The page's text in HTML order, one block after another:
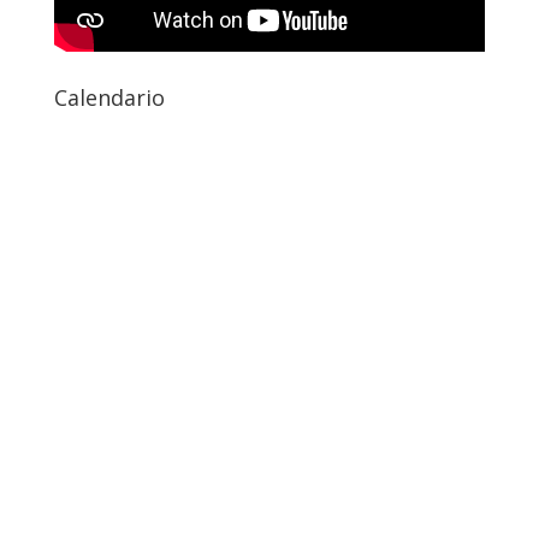
Calendario